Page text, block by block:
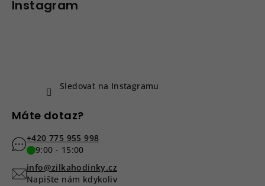
Instagram
Sledovat na Instagramu
Máte dotaz?
+420 775 955 998
9:00 - 15:00
info@zilkahodinky.cz
Napište nám kdykoliv